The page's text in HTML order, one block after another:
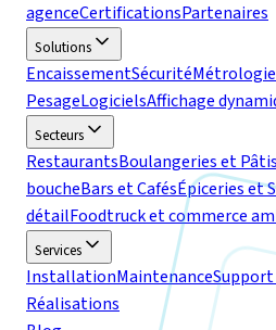
agenceCertificationsPartenaires
Solutions
EncaissementSécurité
PesageLogicielsAffichage
Secteurs
RestaurantsBoulangeries et
boucheBars et CafésÉpiceries et
détailFoodtruck et commerce
Services
InstallationMaintenance
Réalisations